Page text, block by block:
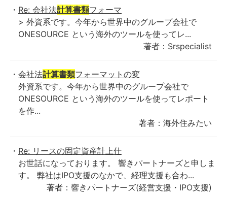
Re: 会社法計算書類フォーマ
> 外資系です。今年から世界中のグループ会社で
ONESOURCE という海外のツールを使ってレ...
著者：Srspecialist
会社法計算書類フォーマットの変
外資系です。今年から世界中のグループ会社で
ONESOURCE という海外のツールを使ってレポート
を作...
著者：海外住みたい
Re: リースの固定資産計上仕
お世話になっております。 響きパートナーズと申しま
す。 弊社はIPO支援のなかで、経理支援も合わ...
著者：響きパートナーズ(経営支援・IPO支援)